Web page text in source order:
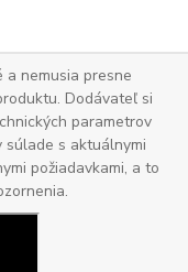
a nemusia presne
Dodávateľ si
parametrov
s aktuálnymi
požiadavkami, a to